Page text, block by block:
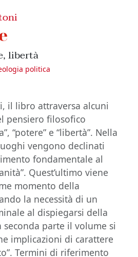
libertà
politica
il libro attraversa alcuni
pensiero filosofico
“potere” e “libertà”. Nella
vengono declinati
fondamentale al
Quest’ultimo viene
momento della
la necessità di un
al dispiegarsi della
seconda parte il volume si
implicazioni di carattere
Termini di riferimento